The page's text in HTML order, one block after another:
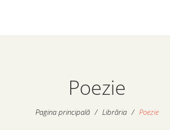
Poezie
Pagina principală / Librăria / Poezie